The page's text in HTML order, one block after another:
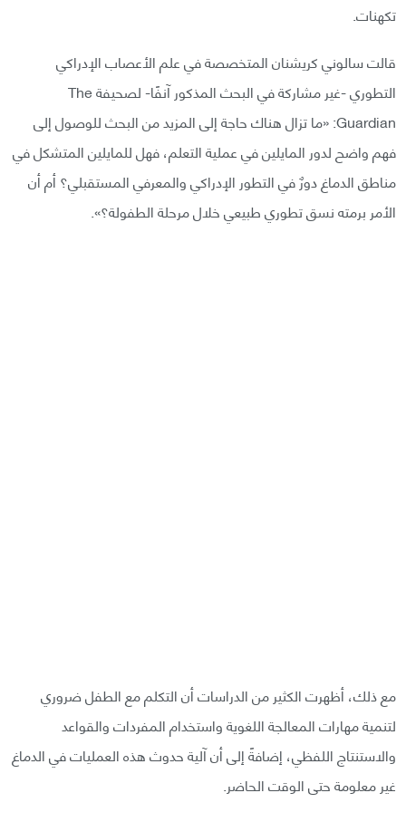
تكهنات.
قالت سالوني كريشنان المتخصصة في علم الأعصاب الإدراكي
التطوري -غير مشاركة في البحث المذكور آنفًا- لصحيفة The
Guardian: «ما تزال هناك حاجة إلى المزيد من البحث للوصول إلى
فهم واضح لدور المايلين في عملية التعلم، فهل للمايلين المتشكل في
مناطق الدماغ دورٌ في التطور الإدراكي والمعرفي المستقبلي؟ أم أن
الأمر برمته نسق تطوري طبيعي خلال مرحلة الطفولة؟».
مع ذلك، أظهرت الكثير من الدراسات أن التكلم مع الطفل ضروري
لتنمية مهارات المعالجة اللغوية واستخدام المفردات والقواعد
والاستنتاج اللفظي، إضافةً إلى أن آلية حدوث هذه العمليات في الدماغ
غير معلومة حتى الوقت الحاضر.